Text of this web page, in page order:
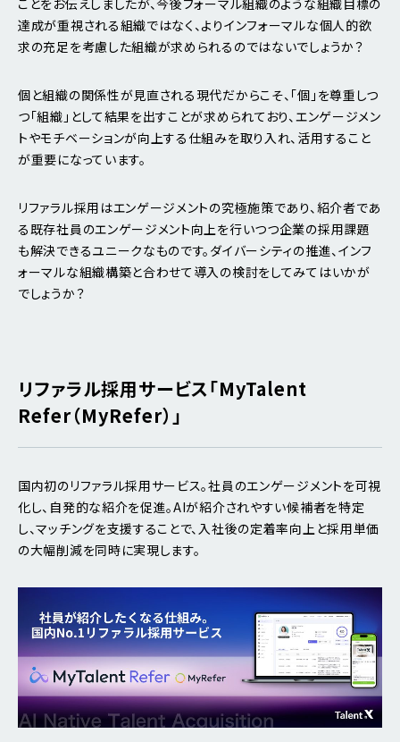
ことをお伝えしましたが、今後フォーマル組織のような組織目標の
達成が重視される組織ではなく、よりインフォーマルな個人的欲
求の充足を考慮した組織が求められるのではないでしょうか？
個と組織の関係性が見直される現代だからこそ、「個」を尊重しつ
つ「組織」として結果を出すことが求められており、エンゲージメン
トやモチベーションが向上する仕組みを取り入れ、活用すること
が重要になっています。
リファラル採用はエンゲージメントの究極施策であり、紹介者であ
る既存社員のエンゲージメント向上を行いつつ企業の採用課題
も解決できるユニークなものです。ダイバーシティの推進、インフ
ォーマルな組織構築と合わせて導入の検討をしてみてはいかが
でしょうか？
リファラル採用サービス「MyTalent
Refer（MyRefer）」
国内初のリファラル採用サービス。社員のエンゲージメントを可視
化し、自発的な紹介を促進。AIが紹介されやすい候補者を特定
し、マッチングを支援することで、入社後の定着率向上と採用単価
の大幅削減を同時に実現します。